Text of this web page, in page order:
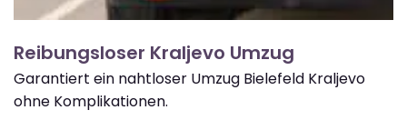
Reibungsloser Kraljevo Umzug
Garantiert ein nahtloser Umzug Bielefeld Kraljevo
ohne Komplikationen.